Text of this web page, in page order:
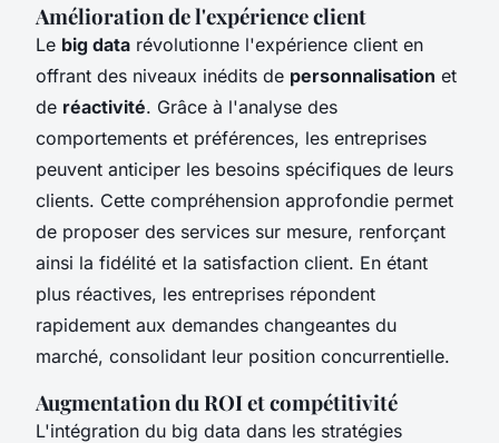
Amélioration de l'expérience client
Le big data révolutionne l'expérience client en
offrant des niveaux inédits de personnalisation et
de réactivité. Grâce à l'analyse des
comportements et préférences, les entreprises
peuvent anticiper les besoins spécifiques de leurs
clients. Cette compréhension approfondie permet
de proposer des services sur mesure, renforçant
ainsi la fidélité et la satisfaction client. En étant
plus réactives, les entreprises répondent
rapidement aux demandes changeantes du
marché, consolidant leur position concurrentielle.
Augmentation du ROI et compétitivité
L'intégration du big data dans les stratégies